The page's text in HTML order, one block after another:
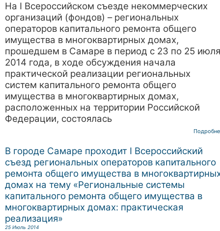
На I Всероссийском съезде некоммерческих
организаций (фондов) – региональных
операторов капитального ремонта общего
имущества в многоквартирных домах,
прошедшем в Самаре в период с 23 по 25 июля
2014 года, в ходе обсуждения начала
практической реализации региональных
систем капитального ремонта общего
имущества в многоквартирных домах,
расположенных на территории Российской
Федерации, состоялась
В городе Самаре проходит I Всероссийский
съезд региональных операторов капитального
ремонта общего имущества в
домах на тему «Региональные системы
капитального ремонта общего имущества в
многоквартирных домах: практическая
реализация»
25 Июль 2014